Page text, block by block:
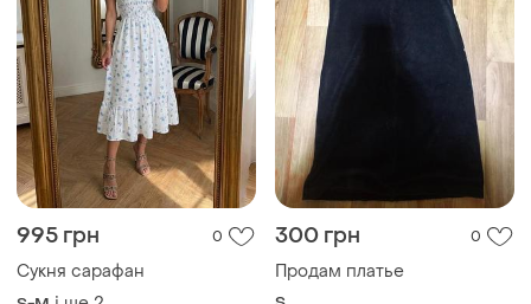
995 грн 0
Сукня сарафан
300 грн 0
Продам платье